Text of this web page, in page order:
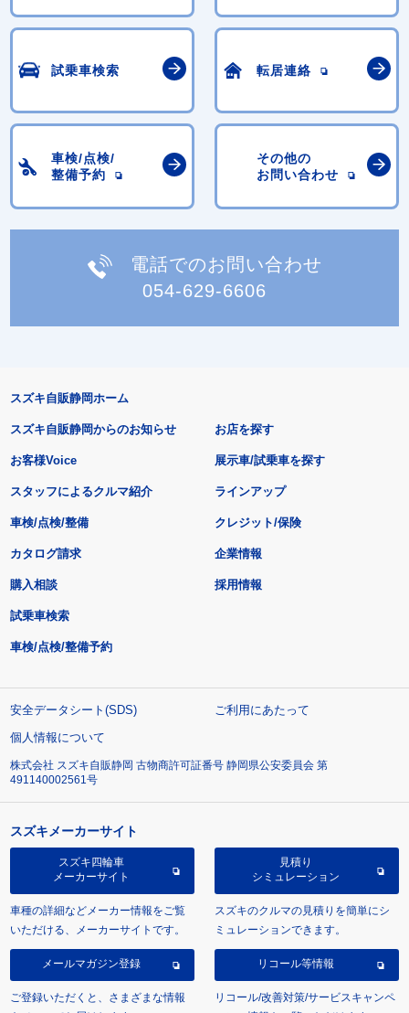
試乗車検索 転居連絡
車検/点検/
整備予約
その他の
お問い合わせ
電話でのお問い合わせ
054-629-6606
スズキ自販静岡ホーム
スズキ自販静岡からのお知らせ
お客様Voice
スタッフによるクルマ紹介
お店を探す
展示車/試乗車を探す
ラインアップ
車検/点検/整備 クレジット/保険
カタログ請求
購入相談
試乗車検索
車検/点検/整備予約
企業情報
採用情報
安全データシート(SDS)
ご利用にあたって
個人情報について
株式会社 スズキ自販静岡 古物商許可証番号 静岡県公安委員会 第
491140002561号
スズキメーカーサイト
スズキ四輪車
メーカーサイト
車種の詳細などメーカー情報をご覧
いただける、メーカーサイトです。
見積り
シミュレーション
スズキのクルマの見積りを簡単にシ
ミュレーションできます。
メールマガジン登録
ご登録いただくと、さまざまな情報
リコール等情報
リコール/改善対策/サービスキャンペ